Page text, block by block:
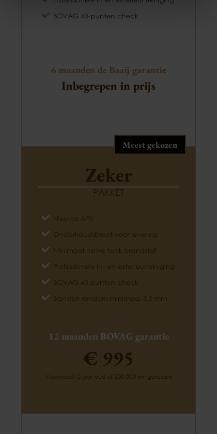
BOVAG 40-punten check
6 maanden de Baaij garantie
Inbegrepen in prijs
Meest gekozen
Zeker
PAKKET
Nieuwe APK
Onderhoudsbeurt voor levering
Minimaal halve tank brandstof
Professionele in- en exterieurreiniging
BOVAG 40-punten check
Banden rondom minimaal 3,5 mm
12 maanden BOVAG garantie
€ 995
Maximaal 10 jaar oud of 200.000 km gereden